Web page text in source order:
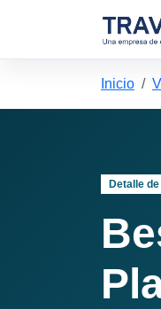
Inicio
Detalle